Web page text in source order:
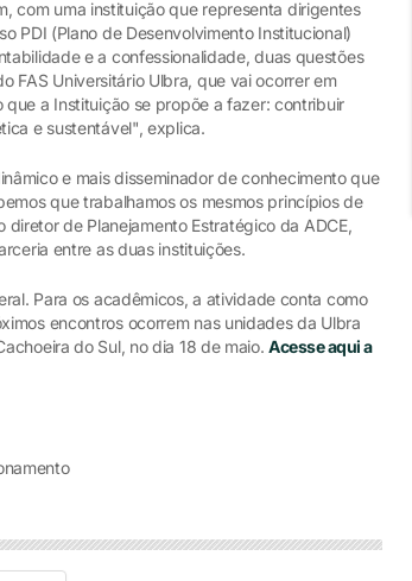
com uma instituição que representa dirigentes
PDI (Plano de Desenvolvimento Institucional)
e a confessionalidade, duas questões
FAS Universitário Ulbra, que vai ocorrer em
a Instituição se propõe a fazer: contribuir
e sustentável", explica.
e mais disseminador de conhecimento que
que trabalhamos os mesmos princípios de
de Planejamento Estratégico da ADCE,
entre as duas instituições.
Para os acadêmicos, a atividade conta como
encontros ocorrem nas unidades da Ulbra
do Sul, no dia 18 de maio.Acesse aqui a